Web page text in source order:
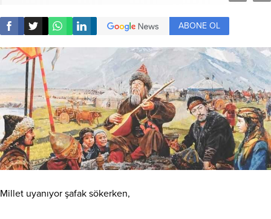
ABONE OL
Millet uyanıyor şafak sökerken,